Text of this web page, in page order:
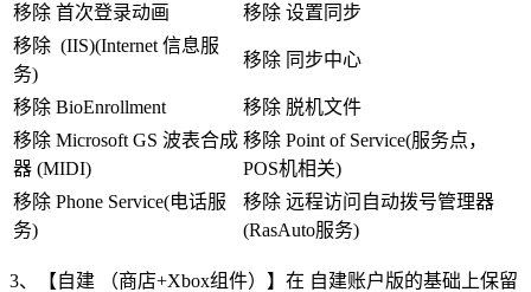
移除 首次登录动画
移除 设置同步
移除 (IIS)(Internet 信息服
务)
移除 同步中心
移除 BioEnrollment
移除 脱机文件
移除 Microsoft GS 波表合成
器 (MIDI)
移除 Point of Service(服务点，
POS机相关)
移除 Phone Service(电话服
务)
移除 远程访问自动拨号管理器
(RasAuto服务)
3、【自建 （商店+Xbox组件）】在 自建账户版的基础上保留